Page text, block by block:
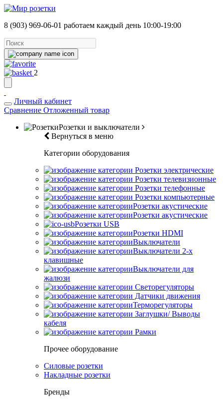
8 (903) 969-06-01 работаем каждый день 10:00-19:00
2
Личный кабинет
Сравнение Отложенный товар
Розетки и выключатели
Вернуться в меню
Категории оборудования
Розетки электрические
Розетки телевизионные
Розетки телефонные
Розетки компьютерные
Розетки акустические
Розетки акустические
Розетки USB
Розетки HDMI
Выключатели
Выключатели 2-х
клавишные
Выключатели для
жалюзи
Светорегуляторы
Датчики движения
Терморегуляторы
Заглушки/ Выводы
кабеля
Рамки
Прочее оборудование
Силовые розетки
Накладные розетки
Бренды